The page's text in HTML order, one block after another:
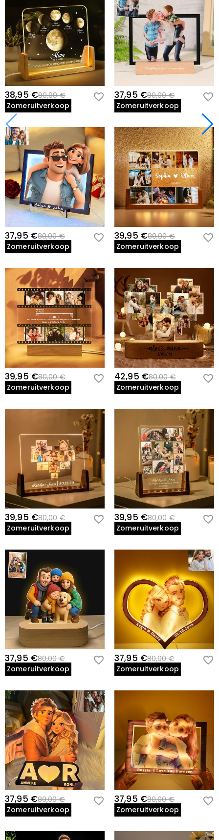
38,95 €80,00 €
Zomeruitverkoop
37,95 €80,00 €
Zomeruitverkoop
37,95 €80,00 €
Zomeruitverkoop
39,95 €80,00 €
Zomeruitverkoop
39,95 €80,00 €
Zomeruitverkoop
42,95 €80,00 €
Zomeruitverkoop
39,95 €80,00 €
Zomeruitverkoop
39,95 €80,00 €
Zomeruitverkoop
37,95 €80,00 €
Zomeruitverkoop
37,95 €80,00 €
Zomeruitverkoop
37,95 €80,00 €
Zomeruitverkoop
37,95 €80,00 €
Zomeruitverkoop